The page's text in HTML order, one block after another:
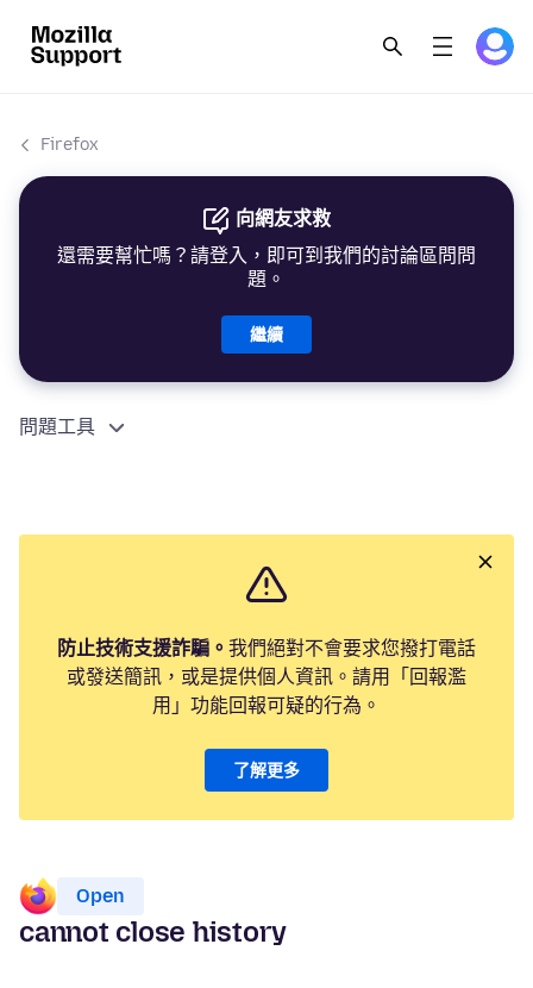
Firefox
向網友求救
還需要幫忙嗎？請登入，即可到我們的討論區問問
題。
繼續
問題工具
防止技術支援詐騙。 我們絕對不會要求您撥打電話
或發送簡訊，或是提供個人資訊。請用「回報濫
用」功能回報可疑的行為。
了解更多
Open
cannot close history